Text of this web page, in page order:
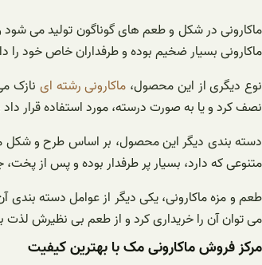
ماکارونی در شکل و طعم های گوناگون تولید می شود
ماکارونی بسیار ضخیم بوده و طرفداران خاص خود را
نوع دیگری از این محصول، ماکارونی رشته ای نازک
نصف کرد و یا به صورت درسته، مورد استفاده قرار
دسته بندی دیگر این محصول، بر اساس طرح و شکل
متنوعی که دارد، بسیار پر طرفدار بوده و پس از
طعم و مزه ماکارونی، یکی دیگر از عوامل دسته
می توان آن را خریداری کرد و از طعم بی نظیرش لذت
مرکز فروش ماکارونی مک با بهترین کیفیت